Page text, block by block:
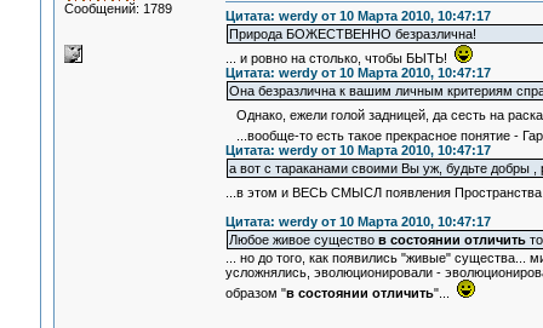
Сообщений: 1789
Цитата: werdy от 10 Марта 2010, 10:47:17
Природа БОЖЕСТВЕННО безразлична!
... и ровно на столько, чтобы БЫТЬ!
Цитата: werdy от 10 Марта 2010, 10:47:17
Она безразлична к вашим личным критериям
Однако, ежели голой задницей, да сесть на
...вообще-то есть такое прекрасное понятие -
Цитата: werdy от 10 Марта 2010, 10:47:17
а вот с тараканами своими Вы уж, будьте добры ,
...в этом и ВЕСЬ СМЫСЛ появления
Цитата: werdy от 10 Марта 2010, 10:47:17
Любое живое существо в состоянии отличитьто
... но до того, как появились "живые" существа...
усложнялись, эволюционировали -
образом "в состоянии отличить"...